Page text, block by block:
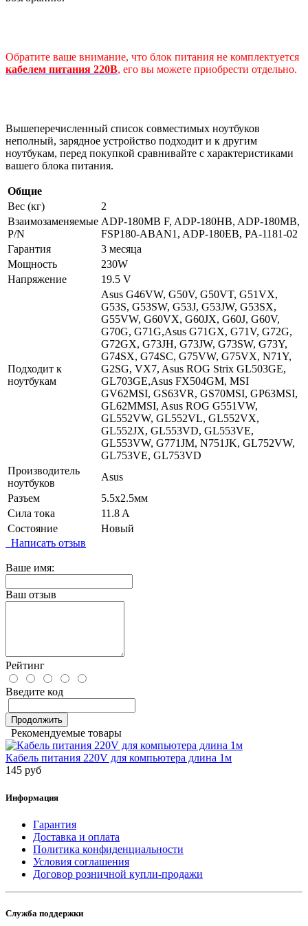
Обратите ваше внимание, что блок питания не комплектуется
кабелем питания 220В, его вы можете приобрести отдельно.
Вышеперечисленный список совместимых ноутбуков
неполный, зарядное устройство подходит и к другим
ноутбукам, перед покупкой сравнивайте с характеристиками
вашего блока питания.
Общие
Вес (кг)
2
Взаимозаменяемые
P/N
ADP-180MB F, ADP-180HB, ADP-180MB,
FSP180-ABAN1, ADP-180EB, PA-1181-02
Гарантия
3 месяца
Мощность
230W
Напряжение
19.5 V
Подходит к
ноутбукам
Asus G46VW, G50V, G50VT, G51VX,
G53S, G53SW, G53J, G53JW, G53SX,
G55VW, G60VX, G60JX, G60J, G60V,
G70G, G71G,Asus G71GX, G71V, G72G,
G72GX, G73JH, G73JW, G73SW, G73Y,
G74SX, G74SC, G75VW, G75VX, N71Y,
G2SG, VX7, Asus ROG Strix GL503GE,
GL703GE,Asus FX504GM, MSI
GV62MSI, GS63VR, GS70MSI, GP63MSI,
GL62MMSI, Asus ROG G551VW,
GL552VW, GL552VL, GL552VX,
GL552JX, GL553VD, GL553VE,
GL553VW, G771JM, N751JK, GL752VW,
GL753VE, GL753VD
Производитель
ноутбуков
Asus
Разъем
5.5x2.5мм
Сила тока
11.8 A
Состояние
Новый
Написать отзыв
Ваше имя:
Ваш отзыв
Рейтинг
Введите код
Продолжить
Рекомендуемые товары
Кабель питания 220V для компьютера длина 1м
145 руб
Информация
Гарантия
Доставка и оплата
Политика конфиденциальности
Условия соглашения
Договор розничной купли-продажи
Служба поддержки